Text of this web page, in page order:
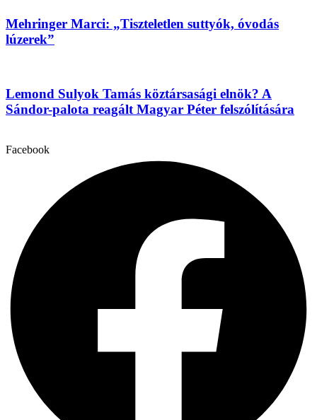
Mehringer Marci: „Tiszteletlen suttyók, óvodás
lúzerek”
Lemond Sulyok Tamás köztársasági elnök? A
Sándor-palota reagált Magyar Péter felszólítására
Facebook